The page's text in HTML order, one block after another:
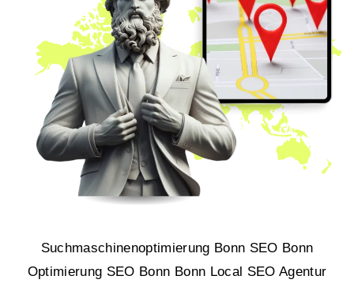
Suchmaschinenoptimierung Bonn SEO Bonn
Optimierung SEO Bonn Bonn Local SEO Agentur